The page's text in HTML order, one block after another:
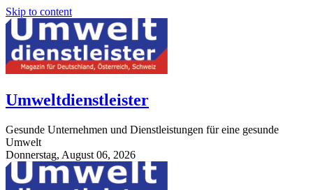
Skip to content
Umweltdienstleister
Gesunde Unternehmen und Dienstleistungen für eine gesunde
Umwelt
Donnerstag, August 06, 2026
StuttgartApotheke.com